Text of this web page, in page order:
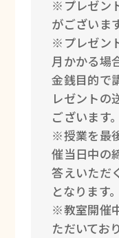
※プレゼン
がございます
※プレゼン
月かかる場
金銭目的で
レゼントの
ございます。
※授業を最
催当日中の
答えいただ
となります。
※教室開催
ただいてお